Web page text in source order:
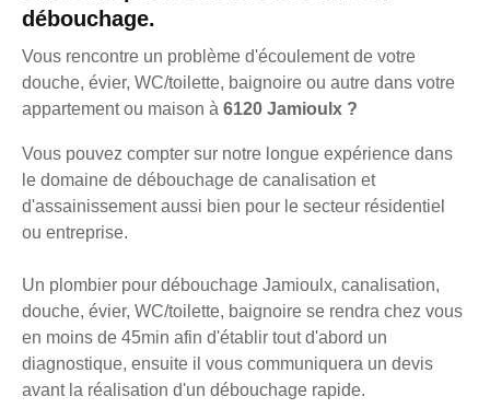
débouchage.
Vous rencontre un problème d'écoulement de votre
douche, évier, WC/toilette, baignoire ou autre dans votre
appartement ou maison à 6120 Jamioulx ?
Vous pouvez compter sur notre longue expérience dans
le domaine de débouchage de canalisation et
d'assainissement aussi bien pour le secteur résidentiel
ou entreprise.
Un plombier pour débouchage Jamioulx, canalisation,
douche, évier, WC/toilette, baignoire se rendra chez vous
en moins de 45min afin d'établir tout d'abord un
diagnostique, ensuite il vous communiquera un devis
avant la réalisation d'un débouchage rapide.